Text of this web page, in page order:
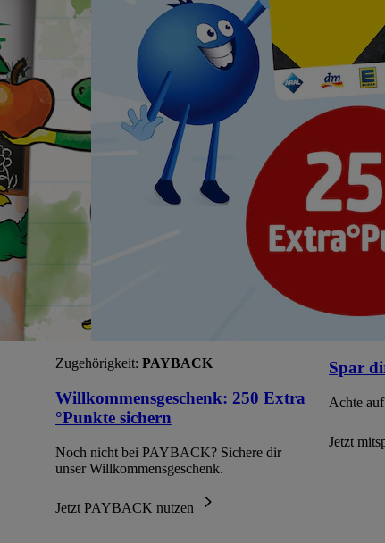
Zugehörigkeit: PAYBACK
Willkommensgeschenk: 250 Extra
°Punkte sichern
Noch nicht bei PAYBACK? Sichere dir
unser Willkommensgeschenk.
Jetzt PAYBACK nutzen
Spar
Achte
Jetzt